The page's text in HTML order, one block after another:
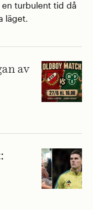
turbulent tid då
läget.
av